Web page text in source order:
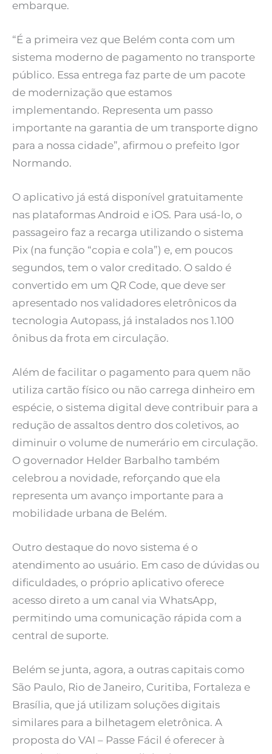
embarque.
“É a primeira vez que Belém conta com um
sistema moderno de pagamento no transporte
público. Essa entrega faz parte de um pacote
de modernização que estamos
implementando. Representa um passo
importante na garantia de um transporte digno
para a nossa cidade”, afirmou o prefeito Igor
Normando.
O aplicativo já está disponível gratuitamente
nas plataformas Android e iOS. Para usá-lo, o
passageiro faz a recarga utilizando o sistema
Pix (na função “copia e cola”) e, em poucos
segundos, tem o valor creditado. O saldo é
convertido em um QR Code, que deve ser
apresentado nos validadores eletrônicos da
tecnologia Autopass, já instalados nos 1.100
ônibus da frota em circulação.
Além de facilitar o pagamento para quem não
utiliza cartão físico ou não carrega dinheiro em
espécie, o sistema digital deve contribuir para a
redução de assaltos dentro dos coletivos, ao
diminuir o volume de numerário em circulação.
O governador Helder Barbalho também
celebrou a novidade, reforçando que ela
representa um avanço importante para a
mobilidade urbana de Belém.
Outro destaque do novo sistema é o
atendimento ao usuário. Em caso de dúvidas ou
dificuldades, o próprio aplicativo oferece
acesso direto a um canal via WhatsApp,
permitindo uma comunicação rápida com a
central de suporte.
Belém se junta, agora, a outras capitais como
São Paulo, Rio de Janeiro, Curitiba, Fortaleza e
Brasília, que já utilizam soluções digitais
similares para a bilhetagem eletrônica. A
proposta do VAI – Passe Fácil é oferecer à